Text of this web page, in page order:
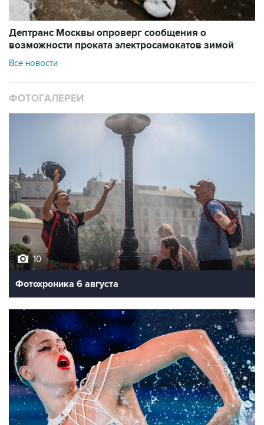
Дептранс Москвы опроверг сообщения о
возможности проката электросамокатов зимой
Все новости
ФОТОГАЛЕРЕИ
10
Фотохроника 6 августа